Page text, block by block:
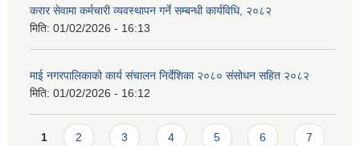
करार सेवामा कर्मचारी व्यवस्थापन गर्ने सम्बन्धी कार्यविधि, २०८२
मिति: 01/02/2026 - 16:13
माई नगरपालिकाको कार्य संचालन निर्देशिका २०८० संसोधन सहित २०८२
मिति: 01/02/2026 - 16:12
Pages
1 2 3 4 5 6 7